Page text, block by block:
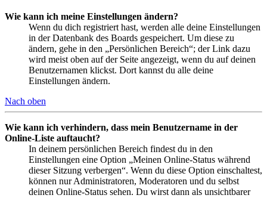
Wie kann ich meine Einstellungen ändern?
Wenn du dich registriert hast, werden alle deine Einstellungen
in der Datenbank des Boards gespeichert. Um diese zu
ändern, gehe in den „Persönlichen Bereich“; der Link dazu
wird meist oben auf der Seite angezeigt, wenn du auf deinen
Benutzernamen klickst. Dort kannst du alle deine
Einstellungen ändern.
Nach oben
Wie kann ich verhindern, dass mein Benutzername in der
Online-Liste auftaucht?
In deinem persönlichen Bereich findest du in den
Einstellungen eine Option „Meinen Online-Status während
dieser Sitzung verbergen“. Wenn du diese Option einschaltest,
können nur Administratoren, Moderatoren und du selbst
deinen Online-Status sehen. Du wirst dann als unsichtbarer